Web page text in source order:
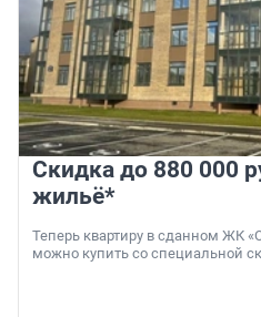
Скидка до 880 000
жильё*
Теперь квартиру в сданном ЖК
можно купить со специальной